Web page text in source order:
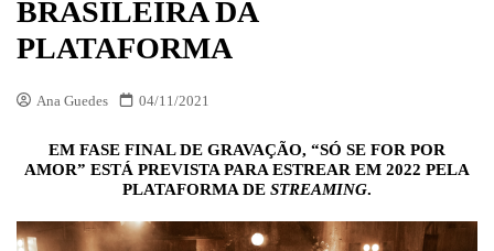
BRASILEIRA DA
PLATAFORMA
Ana Guedes 04/11/2021
EM FASE FINAL DE GRAVAÇÃO, “SÓ SE FOR POR
AMOR” ESTÁ PREVISTA PARA ESTREAR EM 2022 PELA
PLATAFORMA DE STREAMING.